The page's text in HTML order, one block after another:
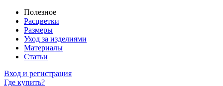
Полезное
Расцветки
Размеры
Уход за изделиями
Материалы
Статьи
Вход и регистрация
Где купить?